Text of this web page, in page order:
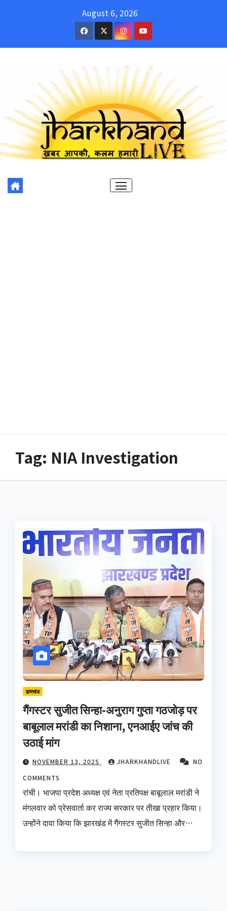
August 6, 2026
Tag: NIA Investigation
झारखंड
गैंगस्टर सुजीत सिन्हा-अनुराग गुप्ता गठजोड़ पर
बाबूलाल मरांडी का निशाना, एनआईए जांच की
उठाई मांग
NOVEMBER 13, 2025 JHARKHANDLIVE
NO
COMMENTS
रांची। भाजपा प्रदेश अध्यक्ष एवं नेता प्रतिपक्ष बाबूलाल मरांडी ने
मंगलवार को प्रेसवार्ता कर राज्य सरकार पर तीखा प्रहार किया।
उन्होंने दावा किया कि झारखंड में गैंगस्टर सुजीत सिन्हा और…